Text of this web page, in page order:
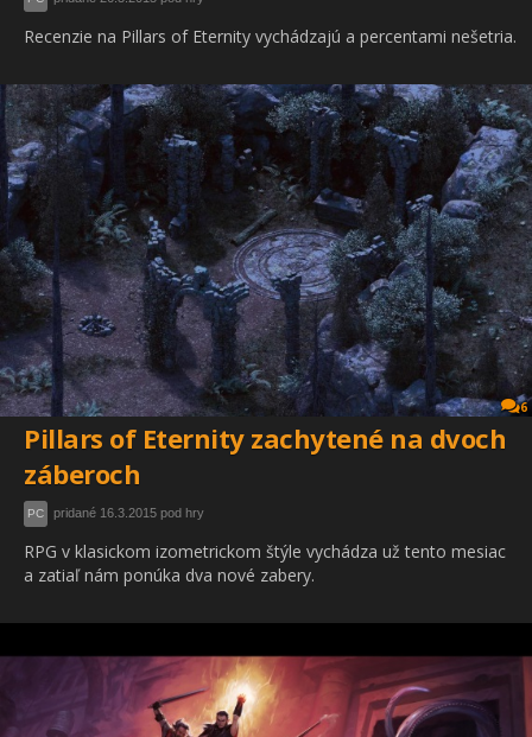
Recenzie na Pillars of Eternity vychádzajú a percentami nešetria.
6
Pillars of Eternity zachytené na dvoch
záberoch
PC pridané 16.3.2015 pod hry
RPG v klasickom izometrickom štýle vychádza už tento mesiac
a zatiaľ nám ponúka dva nové zabery.